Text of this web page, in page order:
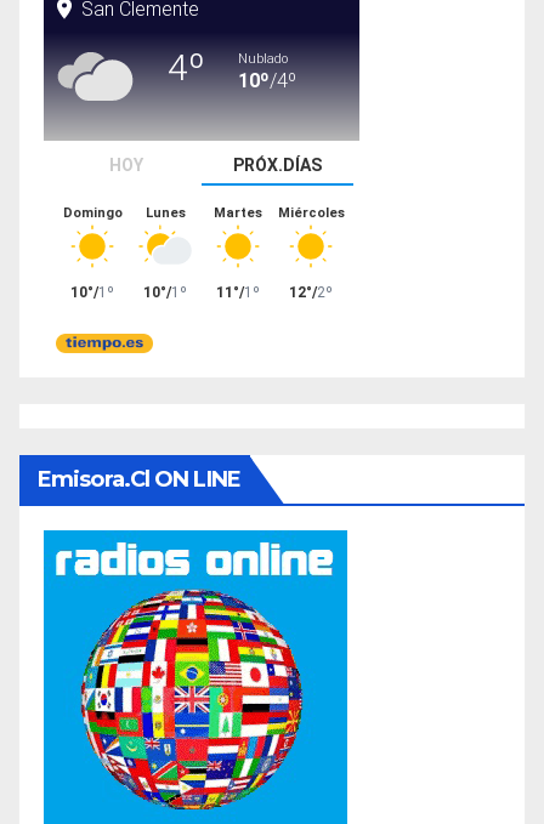
Emisora.cl ON LINE